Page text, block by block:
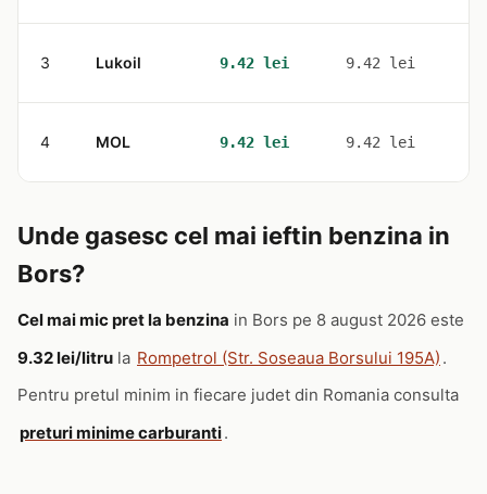
3 Lukoil 9.42 lei 9.42 lei
4 MOL 9.42 lei 9.42 lei
Unde gasesc cel mai ieftin benzina in
Bors?
Cel mai mic pret la benzina in Bors pe 8 august 2026 este
9.32 lei/litru la Rompetrol (Str. Soseaua Borsului 195A) .
Pentru pretul minim in fiecare judet din Romania consulta
preturi minime carburanti.